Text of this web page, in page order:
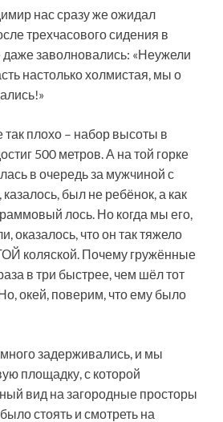
нас сразу же ожидал
трехчасового сидения в
заволновались: «Неужели
настолько холмистая, мы о
так плохо – набор высоты в
500 метров. А на той горке
в очередь за мужчиной с
казалось, был не ребёнок, а как
лось. Но когда мы его,
оказалось, что он так тяжело
коляской. Почему гружённые
в три быстрее, чем шёл тот
окей, поверим, что ему было
задерживались, и мы
площадку, с которой
вид на загородные просторы
стоять и смотреть на